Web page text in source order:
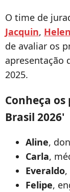
O time de
Jacquin,
de avaliar os
apresentação
2025.
Conheça
Brasil 2026'
Aline,
Carla,
Everaldo
Felipe,